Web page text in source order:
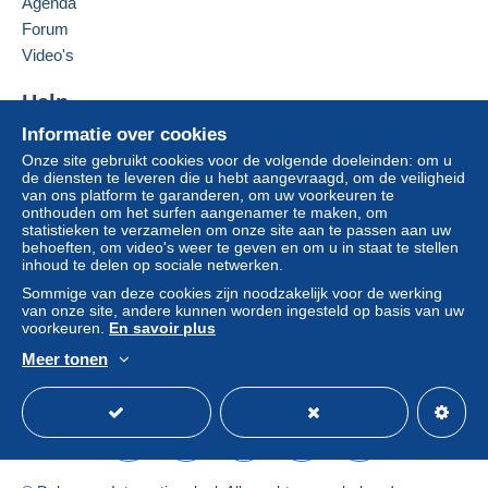
Kombiversand ) im shop blocfan
oder nutzen Sie die günstige Fehllistenbearbeitung.
Weitere Kataloge, Marken, Serien und Blocks sind
Als de verkoopvoorwaarden van de verkoper
clausules bevatten met betrekking tot de betaling,
moeten deze als nietig worden beschouwd. De
Delcampe, zoals gedefinieerd in de
toepassing zijn.
Aankopen moeten worden betaald binnen14
dagenna ontvangst van de eindafrekening van de
verkoper.
Garantie:
koper.
Om de termijnen voor terugzending en
het Delcampe-charter
D / Germany : Normalbrief 1,00€, Doppelbrief
1,20€, Großbrief 1,80€, Maxibrief 3,00€
Informatie over cookies
Onze site gebruikt cookies voor de volgende doeleinden: om u
de diensten te leveren die u hebt aangevraagd, om de veiligheid
van ons platform te garanderen, om uw voorkeuren te
onthouden om het surfen aangenamer te maken, om
statistieken te verzamelen om onze site aan te passen aan uw
behoeften, om video's weer te geven en om u in staat te stellen
inhoud te delen op sociale netwerken.
Sommige van deze cookies zijn noodzakelijk voor de werking
van onze site, andere kunnen worden ingesteld op basis van uw
voorkeuren. En savoir plus
Meer tonen
Forum
Video's
Help
Hulpcentrum
Kopen op Delcampe
Verkopen op Delcampe
Een beveiligde website